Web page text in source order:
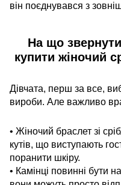
він поєднувався з
На що
купити жіночий
Дівчата, перш за все,
вироби. Але важливо
• Жіночий браслет зі
кутів, що виступають
поранити шкіру.
• Камінці повинні бути